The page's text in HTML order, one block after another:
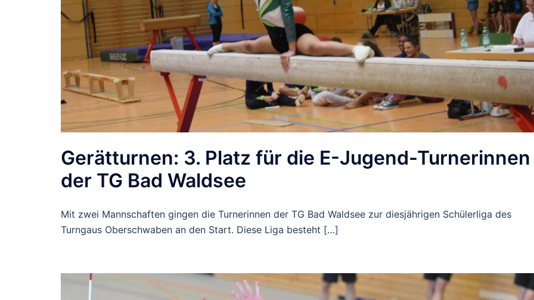
Gerätturnen: 3. Platz für die E-Jugend-Turnerinnen
der TG Bad Waldsee
Mit zwei Mannschaften gingen die Turnerinnen der TG Bad Waldsee zur diesjährigen Schülerliga des
Turngaus Oberschwaben an den Start. Diese Liga besteht […]